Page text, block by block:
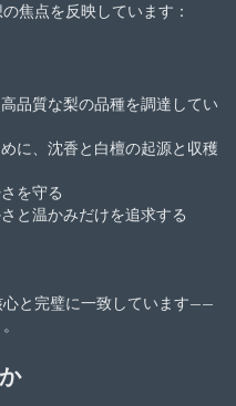
焦点を反映しています：
品質な梨の品種を調達してい
に、沈香と白檀の起源と収穫
を守る
と温かみだけを追求する
と完璧に一致しています——
。